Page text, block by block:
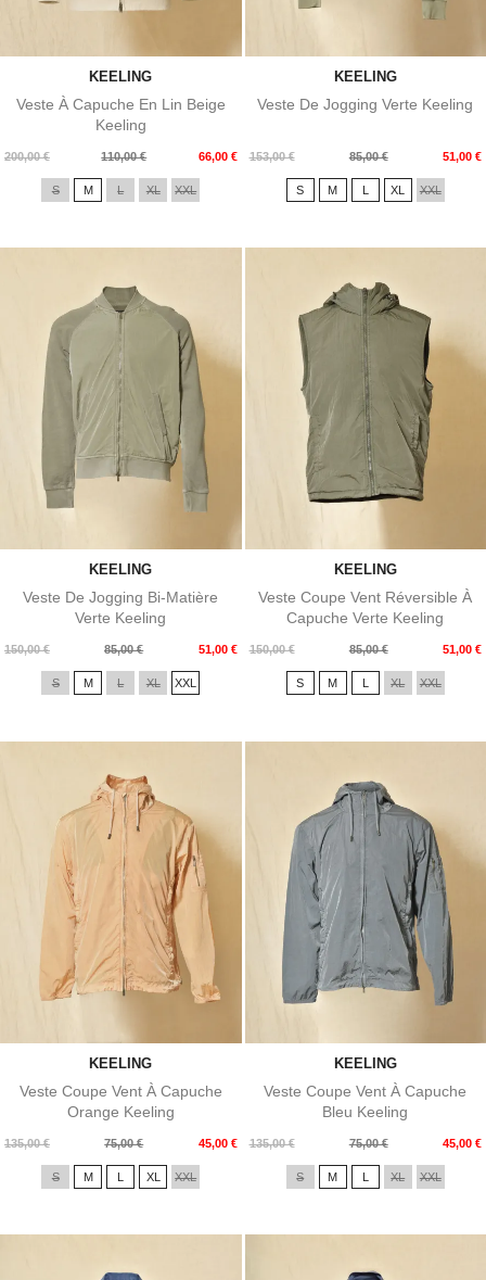
KEELING
Veste À Capuche En Lin Beige
Keeling
200,00 €
Prix
110,00 € 66,00 €
Prix
S M L XL XXL
KEELING
Veste De Jogging Verte Keeling
153,00 €
Prix
85,00 € 51,00 €
Prix
S M L XL XXL
KEELING
Veste De Jogging Bi-Matière
Verte Keeling
150,00 €
Prix
85,00 € 51,00 €
Prix
S M L XL XXL
KEELING
Veste Coupe Vent Réversible À
Capuche Verte Keeling
150,00 €
Prix
85,00 € 51,00 €
Prix
S M XL XXL
KEELING
Veste Coupe Vent À Capuche
Orange Keeling
135,00 €
Prix
75,00 € 45,00 €
Prix
S M L XL XXL
KEELING
Veste Coupe Vent À Capuche
Bleu Keeling
135,00 €
Prix
75,00 € 45,00 €
Prix
S M L XL XXL